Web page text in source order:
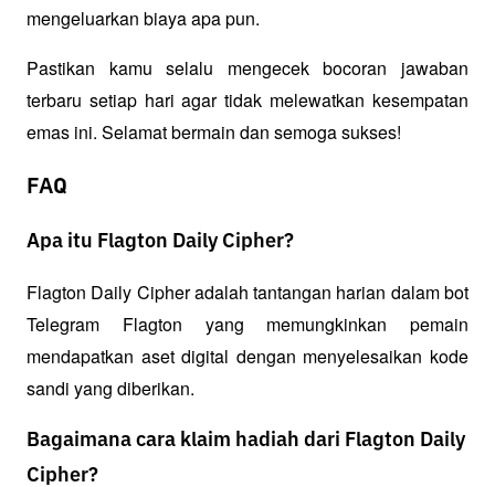
mengeluarkan biaya apa pun.
Pastikan kamu selalu mengecek bocoran jawaban
terbaru setiap hari agar tidak melewatkan kesempatan
emas ini. Selamat bermain dan semoga sukses!
FAQ
Apa itu Flagton Daily Cipher?
Flagton Daily Cipher adalah tantangan harian dalam bot
Telegram Flagton yang memungkinkan pemain
mendapatkan aset digital dengan menyelesaikan kode
sandi yang diberikan.
Bagaimana cara klaim hadiah dari Flagton Daily
Cipher?